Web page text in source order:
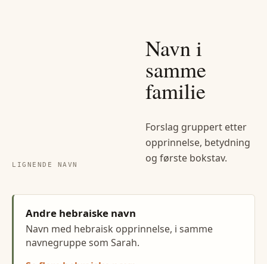
LIGNENDE NAVN
Navn i
samme
familie
Forslag gruppert etter
opprinnelse, betydning
og første bokstav.
Andre hebraiske navn
Navn med hebraisk opprinnelse, i samme
navnegruppe som Sarah.